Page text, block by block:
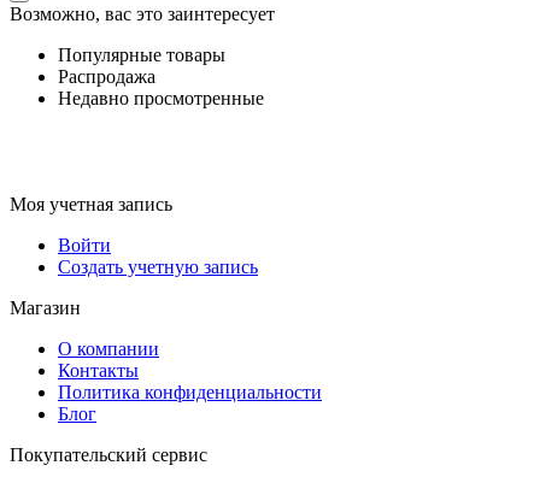
Возможно, вас это заинтересует
Популярные товары
Распродажа
Недавно просмотренные
Моя учетная запись
Войти
Создать учетную запись
Магазин
О компании
Контакты
Политика конфиденциальности
Блог
Покупательский сервис